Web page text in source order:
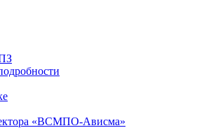
«ВСМПО-Ависма»